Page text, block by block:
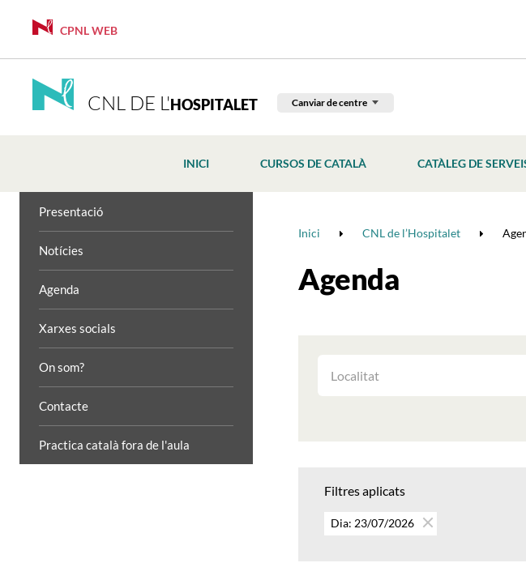
CPNL WEB
CNL DE L'HOSPITALET Canviar de centre
INICI CURSOS DE CATALÀ CATÀLEG DE
Presentació
Notícies
Agenda
Xarxes socials
On som?
Contacte
Practica català fora de l'aula
Inici CNL de l’Hospitalet
Agenda
LES
Filtres aplicats
Dia: 23/07/2026